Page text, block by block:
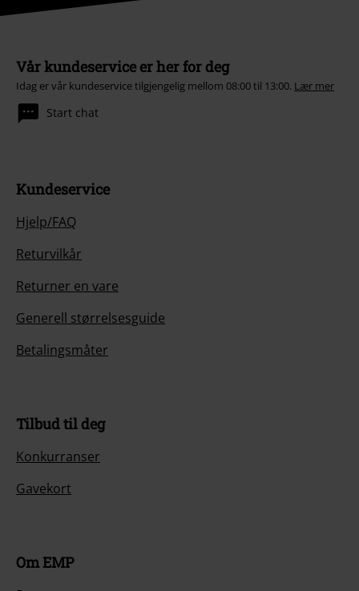
Vår kundeservice er her for deg
Idag er vår kundeservice tilgjengelig mellom 08:00 til 13:00. Lær mer
Start chat
Kundeservice
Hjelp/FAQ
Returvilkår
Returner en vare
Generell størrelsesguide
Betalingsmåter
Tilbud til deg
Konkurranser
Gavekort
Om EMP